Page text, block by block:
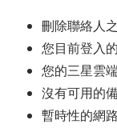
刪除聯絡人
您目前登入
您的三星雲
沒有可用的
暫時性的網